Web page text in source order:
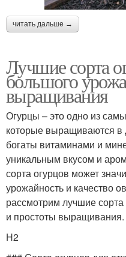
читать дальше →
Лучшие сорта
большого
выращивания
Огурцы – это одно из
которые выращиваются
богаты витаминами и
уникальным вкусом и
сорта огурцов может
урожайность и качество
рассмотрим лучшие
и простоты выращивания.
H2